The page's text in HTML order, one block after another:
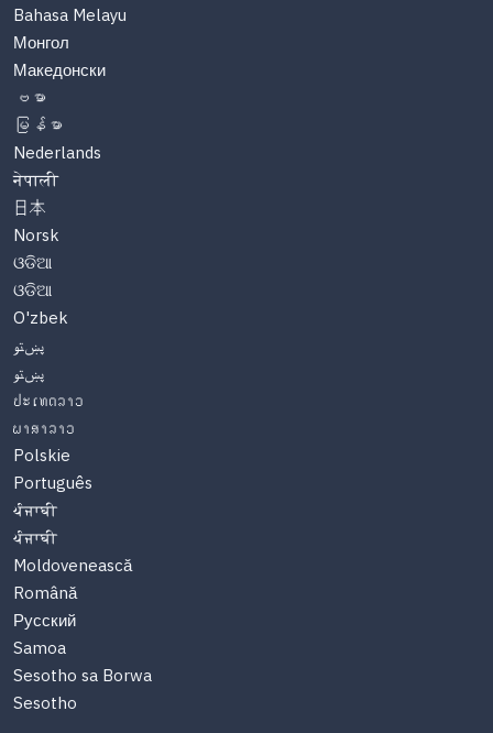
Bahasa Melayu
Монгол
Македонски
ဗမာ
မြန်မာ
Nederlands
नेपाली
日本
Norsk
ଓଡିଆ
ଓଡିଆ
O'zbek
پښتو
پښتو
ປະເທດລາວ
ພາສາລາວ
Polskie
Português
ਪੰਜਾਬੀ
ਪੰਜਾਬੀ
Moldovenească
Română
Русский
Samoa
Sesotho sa Borwa
Sesotho